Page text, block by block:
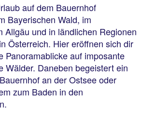
auf dem Bauernhof
Bayerischen Wald, im
Allgäu und in ländlichen Regionen
Österreich. Hier eröffnen sich dir
Panoramablicke auf imposante
Wälder. Daneben begeistert ein
an der Ostsee oder
zum Baden in den